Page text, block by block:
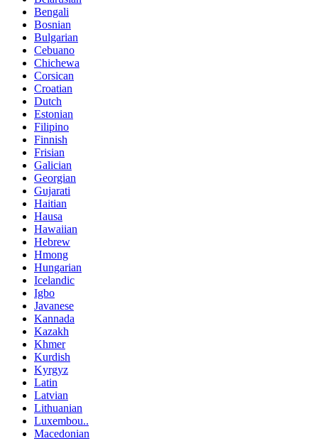
Bengali
Bosnian
Bulgarian
Cebuano
Chichewa
Corsican
Croatian
Dutch
Estonian
Filipino
Finnish
Frisian
Galician
Georgian
Gujarati
Haitian
Hausa
Hawaiian
Hebrew
Hmong
Hungarian
Icelandic
Igbo
Javanese
Kannada
Kazakh
Khmer
Kurdish
Kyrgyz
Latin
Latvian
Lithuanian
Luxembou..
Macedonian